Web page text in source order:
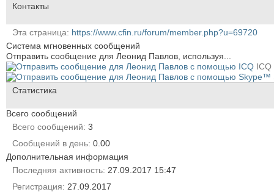
Контакты
Эта страница
https://www.cfin.ru/forum/member.php?u=69720
Система мгновенных сообщений
Отправить сообщение для Леонид Павлов, используя...
ICQ
Статистика
Всего сообщений
Всего сообщений 3
Сообщений в день 0.00
Дополнительная информация
Последняя активность 27.09.2017 15:47
Регистрация
27.09.2017